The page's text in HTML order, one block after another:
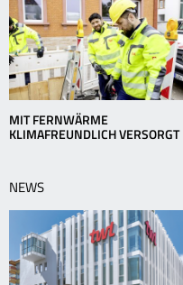
MIT FERNWÄRME
KLIMAFREUNDLICH VERSORGT
NEWS